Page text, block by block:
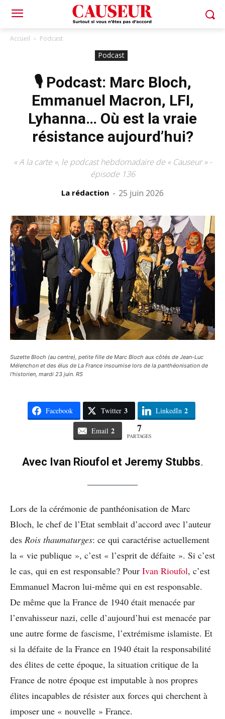
Accueil Podcast
Podcast
🎙️ Podcast: Marc Bloch,
Emmanuel Macron, LFI,
Lyhanna… Où est la vraie
résistance aujourd’hui?
« A la carte », le podcast hebdomadaire de « Causeur » -
épisode 136
La rédaction - 25 juin 2026
Suzette Bloch (au centre), petite fille de Marc Bloch aux côtés de Jean-Luc
Mélenchon et des élus de La France insoumise lors de la panthéonisation de
l'historien, mardi 23 juin. RS
Facebook Twitter 3 LinkedIn 2
Email 2 7
PARTAGES
Avec Ivan Rioufol et Jeremy Stubbs.
Lors de la cérémonie de panthéonisation de Marc
Bloch, le chef de l’Etat semblait d’accord avec l’auteur
des Rois thaumaturges: ce qui caractérise actuellement
la « vie publique », c’est « l’esprit de défaite ». Si c’est
le cas, qui en est responsable? Pour Ivan Rioufol, c’est
Emmanuel Macron lui-même qui en est responsable.
De même que la France de 1940 était menacée par
l’envahisseur nazi, celle d’aujourd’hui est menacée par
une autre forme de fascisme, l’extrémisme islamiste. Et
si la défaite de la France en 1940 était la responsabilité
des élites de cette époque, la situation critique de la
France de notre époque est imputable à nos propres
élites incapables de résister aux forces qui cherchent à
imposer une « nouvelle » France.